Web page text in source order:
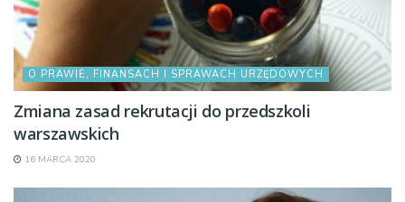
O PRAWIE, FINANSACH I SPRAWACH URZĘDOWYCH
Zmiana zasad rekrutacji do przedszkoli
warszawskich
16 MARCA 2020